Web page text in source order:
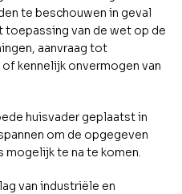
te beschouwen in geval
van de wet op de
aanvraag tot
kennelijk onvermogen van
huisvader geplaatst in
om de opgegeven
mogelijk te na te komen.
van industriële en